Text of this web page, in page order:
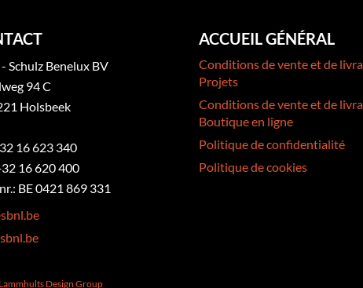
Schulz Benelux BV
94 C
Holsbeek
16 623 340
16 620 400
BE 0421 869 331
Design Group
ACCUEIL GÉNÉRAL
Conditions de vente et de
Projets
Conditions de vente et de
Boutique en ligne
Politique de confidentialité
Politique de cookies